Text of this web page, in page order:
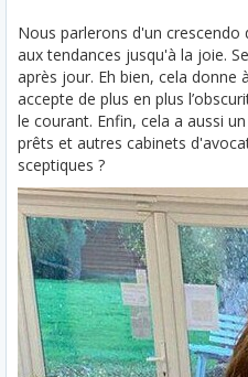
Nous parlerons d'un
aux tendances jusqu'à la joie.
après jour. Eh bien, cela donne
accepte de plus en plus
le courant. Enfin, cela a aussi
prêts et autres cabinets
sceptiques ?